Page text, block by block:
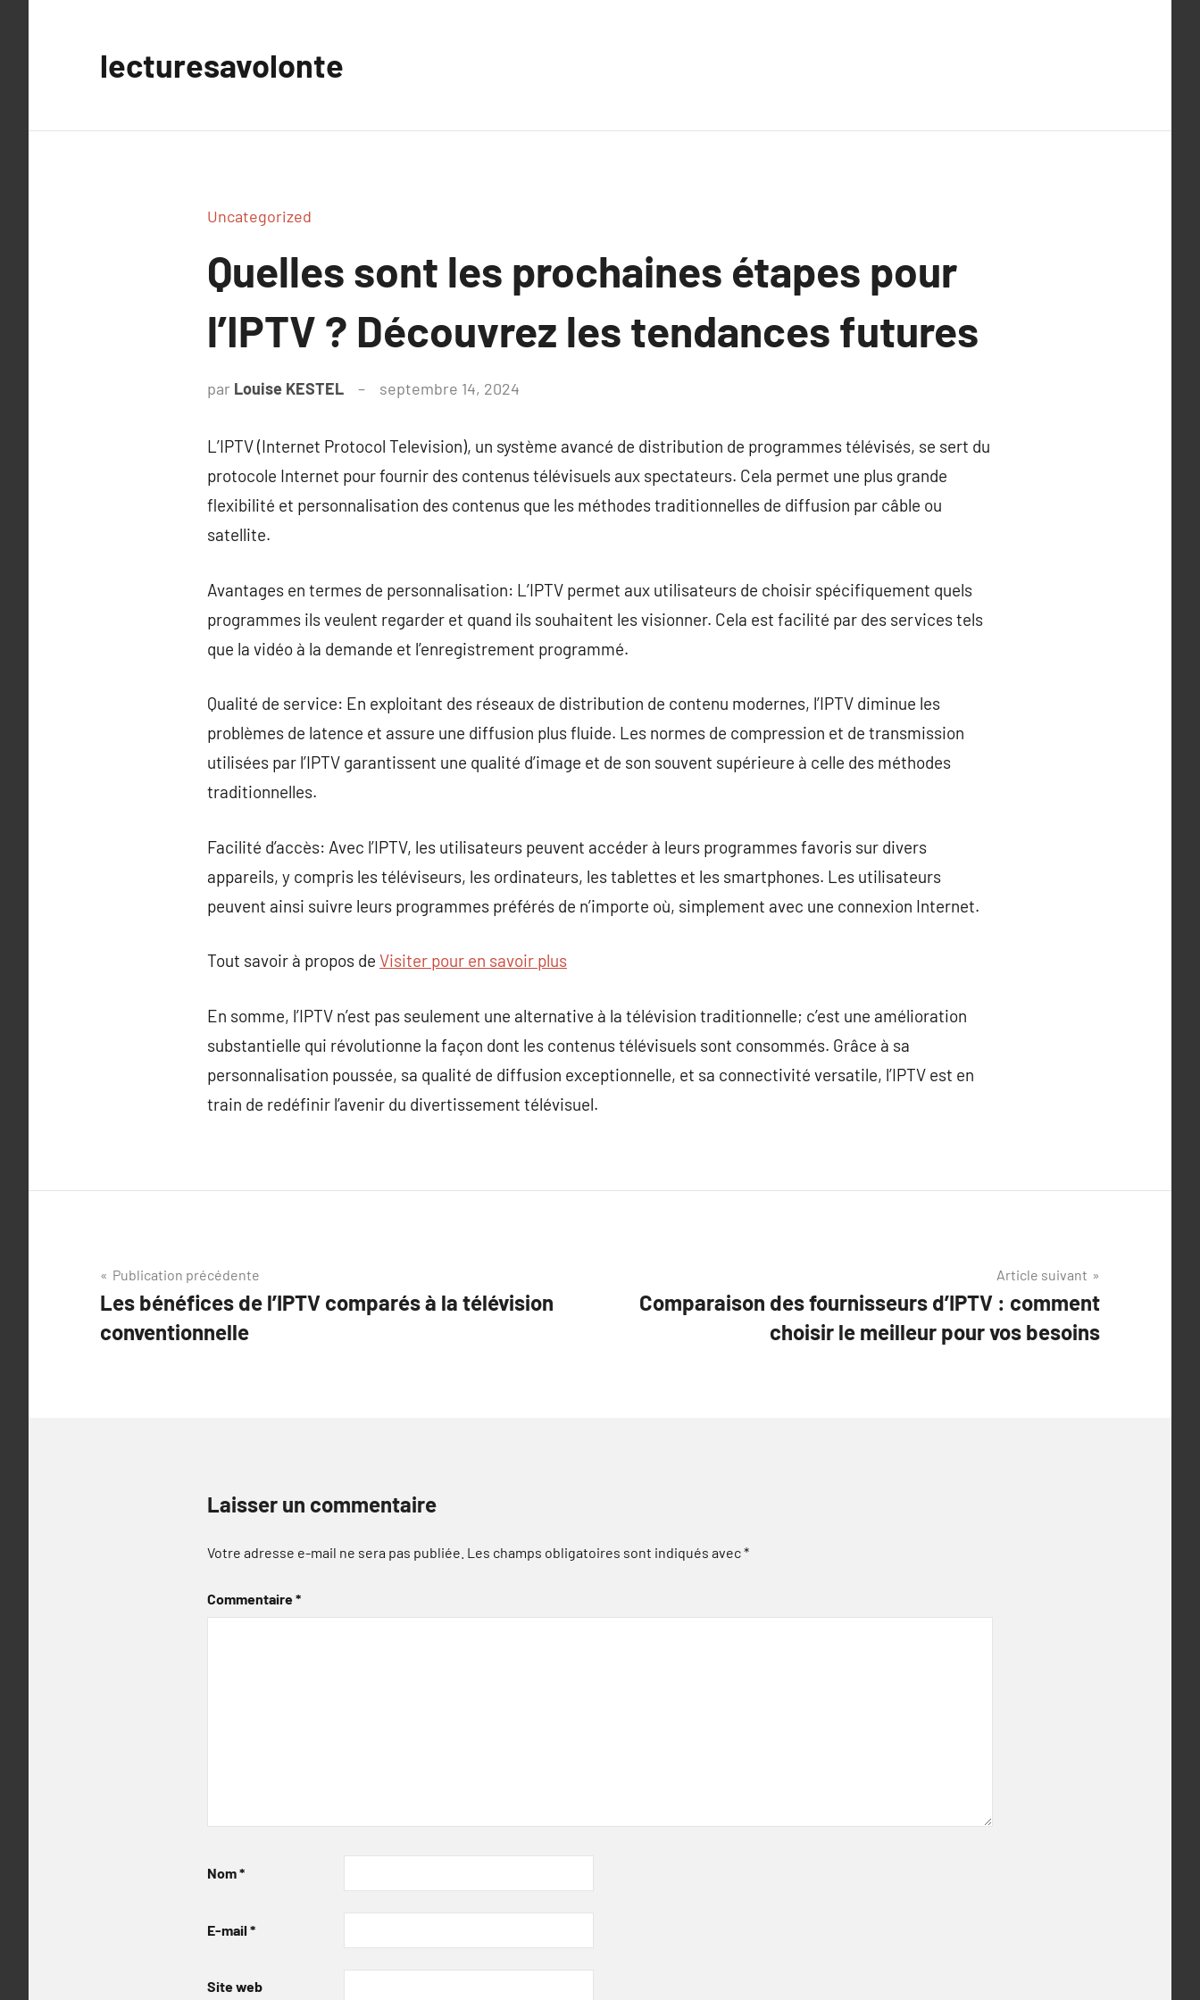
lecturesavolonte
Uncategorized
Quelles sont les prochaines étapes pour
l’IPTV ? Découvrez les tendances futures
par Louise KESTEL septembre 14, 2024
L’IPTV (Internet Protocol Television), un système avancé de distribution de programmes télévisés, se sert du
protocole Internet pour fournir des contenus télévisuels aux spectateurs. Cela permet une plus grande
flexibilité et personnalisation des contenus que les méthodes traditionnelles de diffusion par câble ou
satellite.
Avantages en termes de personnalisation: L’IPTV permet aux utilisateurs de choisir spécifiquement quels
programmes ils veulent regarder et quand ils souhaitent les visionner. Cela est facilité par des services tels
que la vidéo à la demande et l’enregistrement programmé.
Qualité de service: En exploitant des réseaux de distribution de contenu modernes, l’IPTV diminue les
problèmes de latence et assure une diffusion plus fluide. Les normes de compression et de transmission
utilisées par l’IPTV garantissent une qualité d’image et de son souvent supérieure à celle des méthodes
traditionnelles.
Facilité d’accès: Avec l’IPTV, les utilisateurs peuvent accéder à leurs programmes favoris sur divers
appareils, y compris les téléviseurs, les ordinateurs, les tablettes et les smartphones. Les utilisateurs
peuvent ainsi suivre leurs programmes préférés de n’importe où, simplement avec une connexion Internet.
Tout savoir à propos de Visiter pour en savoir plus
En somme, l’IPTV n’est pas seulement une alternative à la télévision traditionnelle; c’est une amélioration
substantielle qui révolutionne la façon dont les contenus télévisuels sont consommés. Grâce à sa
personnalisation poussée, sa qualité de diffusion exceptionnelle, et sa connectivité versatile, l’IPTV est en
train de redéfinir l’avenir du divertissement télévisuel.
Navigation
de
l’article
Publication précédente
Les bénéfices de l’IPTV comparés à la télévision
conventionnelle
Article suivant
Comparaison des fournisseurs d’IPTV : comment
choisir le meilleur pour vos besoins
Laisser un commentaire
Votre adresse e-mail ne sera pas publiée. Les champs obligatoires sont indiqués avec*
Commentaire*
Nom*
E-mail *
Site web